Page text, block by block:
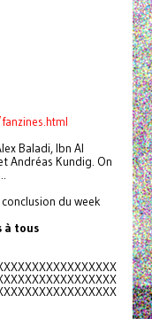
Baladi, Ibn Al
Andréas Kundig. On
du week
à tous
XXXXXXXXXXXXXXXX
XXXXXXXXXXXXXXXX
XXXXXXXXXXXXXXXX